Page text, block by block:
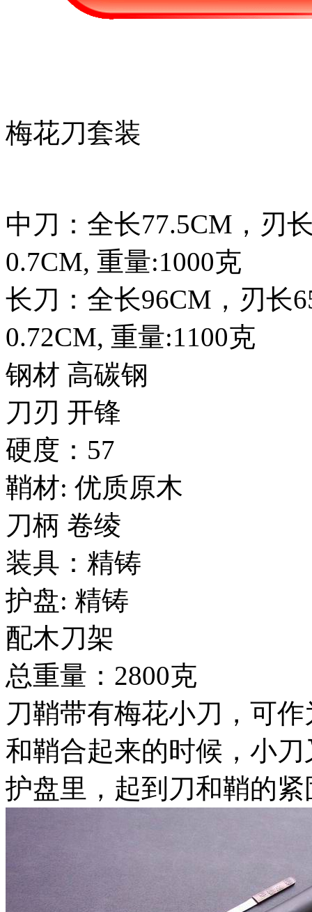
梅花刀套装
中刀：全长77.5CM，刃
0.7CM, 重量:1000克
长刀：全长96CM，刃长
0.72CM, 重量:1100克
钢材 高碳钢
刀刃 开锋
硬度：57
鞘材: 优质原木
刀柄 卷绫
装具：精铸
护盘: 精铸
配木刀架
总重量：2800克
刀鞘带有梅花小刀，可
和鞘合起来的时候，小
护盘里，起到刀和鞘的